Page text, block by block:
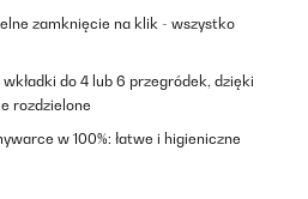
zamknięcie na klik - wszystko
do 4 lub 6 przegródek, dzięki
rozdzielone
w 100%: łatwe i higieniczne